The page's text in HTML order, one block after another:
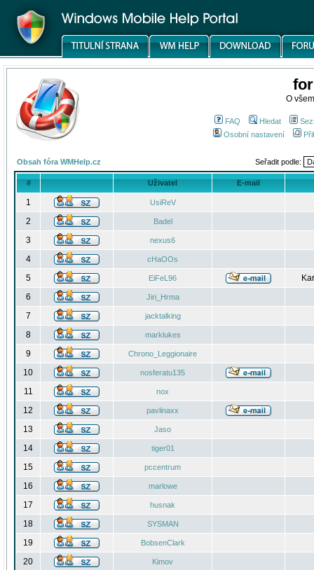
O
FAQ Hledat
Osobní nastavení
Obsah fóra WMHelp.cz Seřadit podle:
# Uživatel E-mail
1 UsiReV
2 Badel
3 nexus6
4 cHaOOs
5 EiFeL96
6
Jiri_Hrma
7 jacktalking
8 marklukes
9 Chrono_Leggionaire
10 nosferatu135
11 nox
12 pavlinaxx
13 Jaso
14 tiger01
15 pccentrum
16 marlowe
17 husnak
18 SYSMAN
19 BobsenClark
20 Kimov